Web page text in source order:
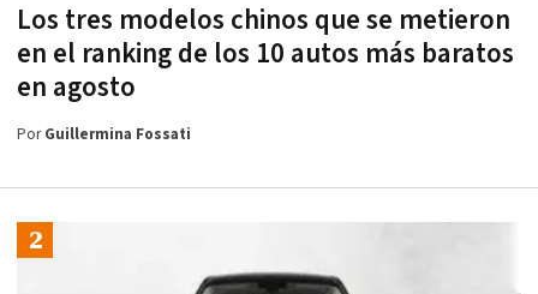
Los tres modelos chinos que se metieron
en el ranking de los 10 autos más baratos
en agosto
PorGuillermina Fossati